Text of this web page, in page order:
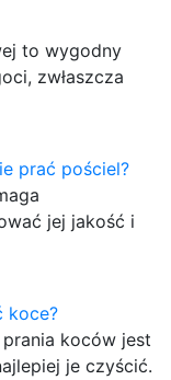
to wygodny
zwłaszcza
prać pościel?
jej jakość i
koce?
koców jest
je czyścić.